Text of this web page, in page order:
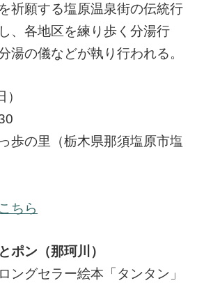
祈願する塩原温泉街の伝統行
、各地区を練り歩く分湯行
湯の儀などが執り行われる。
歩の里（栃木県那須塩原市塩
ちら
ン（那珂川）
ングセラー絵本「タンタン」